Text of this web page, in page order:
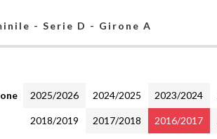
- Serie D - Girone A
2025/2026 2024/2025 2023/2024
2018/2019 2017/2018 2016/2017